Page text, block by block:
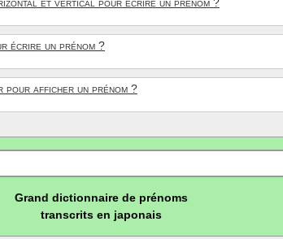
et vertical pour écrire un prénom ?
écrire un prénom ?
afficher un prénom ?
Grand dictionnaire de prénoms
transcrits en japonais